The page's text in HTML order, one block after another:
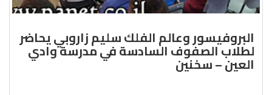
البروفيسور وعالم الفلك سليم زاروبي يحاضر
لطلاب الصفوف السادسة في مدرسة وادي
العين – سخنين